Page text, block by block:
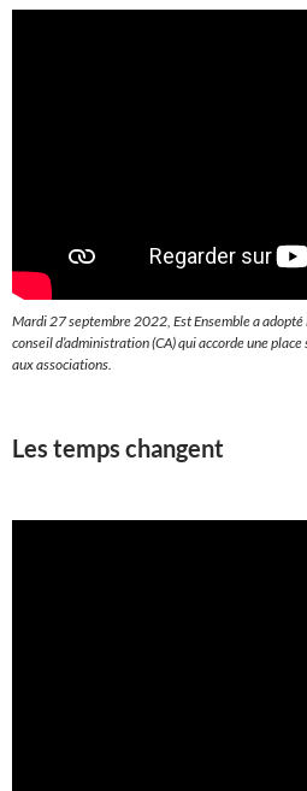
Mardi 27 septembre 2022, Est Ensemble a
conseil d’administration (CA) qui accorde une
aux associations.
Les temps changent